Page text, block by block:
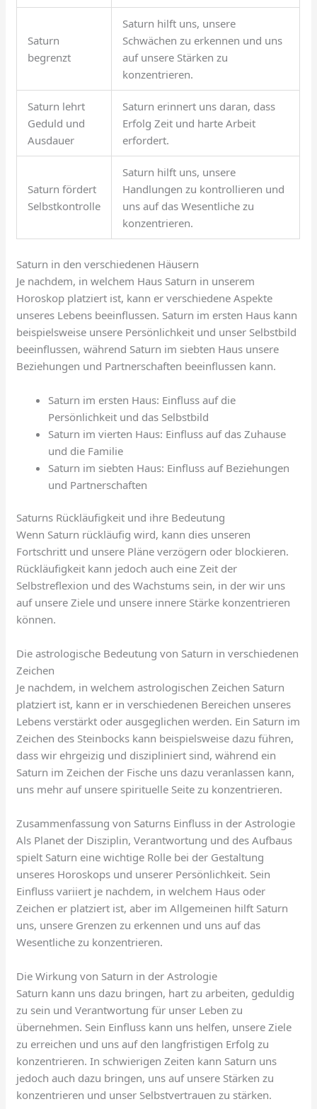
Saturn
begrenzt
Saturn hilft uns, unsere
Schwächen zu erkennen und uns
auf unsere Stärken zu
konzentrieren.
Saturn lehrt
Geduld und
Ausdauer
Saturn erinnert uns daran, dass
Erfolg Zeit und harte Arbeit
erfordert.
Saturn fördert
Selbstkontrolle
Saturn hilft uns, unsere
Handlungen zu kontrollieren und
uns auf das Wesentliche zu
konzentrieren.
Saturn in den verschiedenen Häusern
Je nachdem, in welchem Haus Saturn in unserem
Horoskop platziert ist, kann er verschiedene Aspekte
unseres Lebens beeinflussen. Saturn im ersten Haus kann
beispielsweise unsere Persönlichkeit und unser Selbstbild
beeinflussen, während Saturn im siebten Haus unsere
Beziehungen und Partnerschaften beeinflussen kann.
Saturn im ersten Haus: Einfluss auf die
Persönlichkeit und das Selbstbild
Saturn im vierten Haus: Einfluss auf das Zuhause
und die Familie
Saturn im siebten Haus: Einfluss auf Beziehungen
und Partnerschaften
Saturns Rückläufigkeit und ihre Bedeutung
Wenn Saturn rückläufig wird, kann dies unseren
Fortschritt und unsere Pläne verzögern oder blockieren.
Rückläufigkeit kann jedoch auch eine Zeit der
Selbstreflexion und des Wachstums sein, in der wir uns
auf unsere Ziele und unsere innere Stärke konzentrieren
können.
Die astrologische Bedeutung von Saturn in verschiedenen
Zeichen
Je nachdem, in welchem astrologischen Zeichen Saturn
platziert ist, kann er in verschiedenen Bereichen unseres
Lebens verstärkt oder ausgeglichen werden. Ein Saturn im
Zeichen des Steinbocks kann beispielsweise dazu führen,
dass wir ehrgeizig und diszipliniert sind, während ein
Saturn im Zeichen der Fische uns dazu veranlassen kann,
uns mehr auf unsere spirituelle Seite zu konzentrieren.
Zusammenfassung von Saturns Einfluss in der Astrologie
Als Planet der Disziplin, Verantwortung und des Aufbaus
spielt Saturn eine wichtige Rolle bei der Gestaltung
unseres Horoskops und unserer Persönlichkeit. Sein
Einfluss variiert je nachdem, in welchem Haus oder
Zeichen er platziert ist, aber im Allgemeinen hilft Saturn
uns, unsere Grenzen zu erkennen und uns auf das
Wesentliche zu konzentrieren.
Die Wirkung von Saturn in der Astrologie
Saturn kann uns dazu bringen, hart zu arbeiten, geduldig
zu sein und Verantwortung für unser Leben zu
übernehmen. Sein Einfluss kann uns helfen, unsere Ziele
zu erreichen und uns auf den langfristigen Erfolg zu
konzentrieren. In schwierigen Zeiten kann Saturn uns
jedoch auch dazu bringen, uns auf unsere Stärken zu
konzentrieren und unser Selbstvertrauen zu stärken.